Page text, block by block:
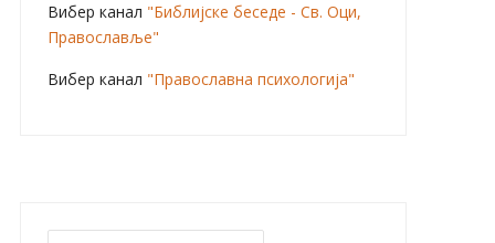
Вибер канал "Библијске беседе - Св. Оци,
Православље"
Вибер канал "Православна психологија"